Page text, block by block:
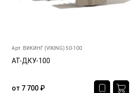
Арт. ВИКИНГ (VIKING) 50-100
АТ-ДКУ-100
от 7 700 ₽